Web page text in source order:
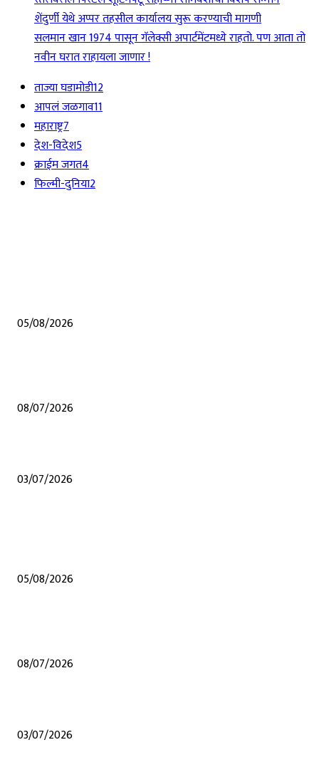
शेंदुर्णी येथे अप्पर तहसील कार्यालय सुरू करण्याची मागणी
सलमान खान 1974 पासून गॅलेक्सी अपार्टमेंटमध्ये राहतो. पण आता तो
नवीन घरात राहायला जाणार !
ताज्या घडामोडी12
आपलं जळगाव11
महाराष्ट्र7
देश-विदेश5
क्राईम जगत4
फिल्मी-दुनिया2
05/08/2026
08/07/2026
03/07/2026
05/08/2026
08/07/2026
03/07/2026